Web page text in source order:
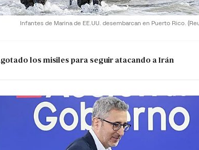
Infantes de Marina de EE.UU. desembarcan en Puerto Rico.
los misiles para seguir atacando a Irán